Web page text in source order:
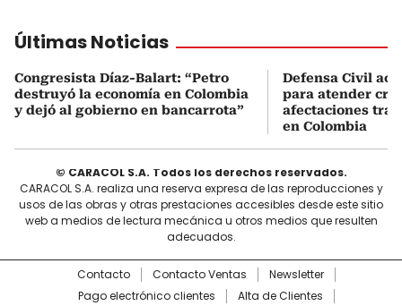
Últimas Noticias
Congresista Díaz-Balart: “Petro
destruyó la economía en Colombia
y dejó al gobierno en bancarrota”
Defensa Civil
para atender
afectaciones
en Colombia
© CARACOL S.A. Todos los derechos reservados.
CARACOL S.A. realiza una reserva expresa de las reproducciones y
usos de las obras y otras prestaciones accesibles desde este sitio
web a medios de lectura mecánica u otros medios que resulten
adecuados.
Contacto Contacto Ventas
Newsletter
Pago electrónico clientes
Alta de Clientes